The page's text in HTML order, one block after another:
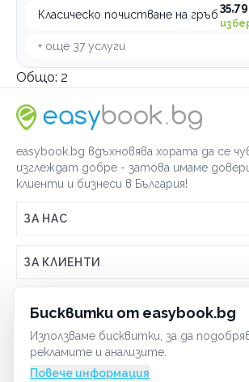
Бисквитки от easybook.bg
Използваме бисквитки, за да
рекламите и анализите.
Повече информация
Класическо почистване на гръб
+ още 37 услуги
Общо: 2
easybook.bg вдъхновява хората да се
изглеждат добре - затова имаме
клиенти и бизнеси в България!
ЗА НАС
Връзка с easybook.bg
Как работи easybook
Често задавани въпроси
ЗА КЛИЕНТИ
Условия за ползване
GDPR политика
ЗА ТЪРГОВЦИ
Включи бизнеса си
Управлявай ефективно с easybook
ОБЩИ